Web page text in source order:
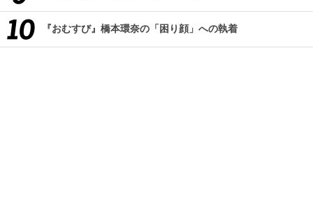
『おむすび』橋本環奈の「困り顔」への執着